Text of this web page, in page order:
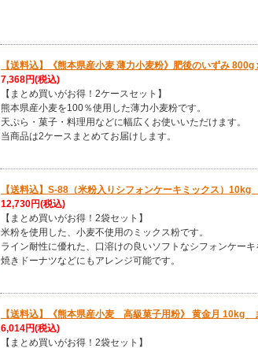
【送料込】《熊本県産小麦 薄力小麦粉》肥後のいずみ
7,368円(税込)
【まとめ買いがお得！2ケースセット】
熊本県産小麦を100％使用した薄力小麦粉です。
天ぷら・菓子・料理用などに幅広くお使いいただけます。
当商品は2ケースまとめてお届けします。
【送料込】S-88（米粉入りシフォンケーキミックス）
12,730円(税込)
【まとめ買いがお得！2袋セット】
米粉を使用した、小麦不使用のミックス粉です。
ライン耐性に優れた、口溶けの良いソフトなシフォンケーキ
焼きドーナツなどにもアレンジ可能です。
【送料込】《熊本県産小麦 高級菓子用粉》 黄金月 10kg
6,014円(税込)
【まとめ買いがお得！2袋セット】